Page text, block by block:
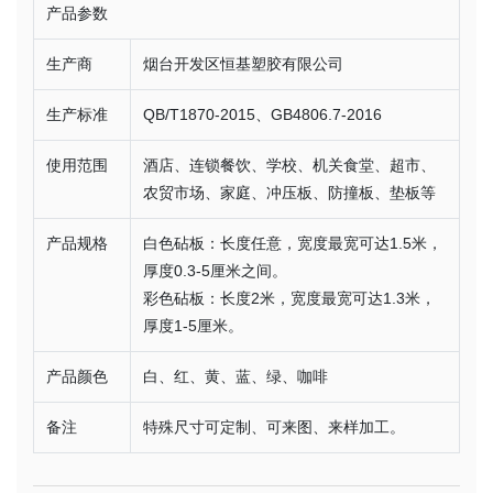
产品参数
生产商 烟台开发区恒基塑胶有限公司
生产标准 QB/T1870-2015、GB4806.7-2016
使用范围
酒店、连锁餐饮、学校、机关食堂、超市、
农贸市场、家庭、冲压板、防撞板、垫板等
产品规格
白色砧板：长度任意，宽度最宽可达1.5米，
厚度0.3-5厘米之间。
彩色砧板：长度2米，宽度最宽可达1.3米，
厚度1-5厘米。
产品颜色 白、红、黄、蓝、绿、咖啡
备注 特殊尺寸可定制、可来图、来样加工。